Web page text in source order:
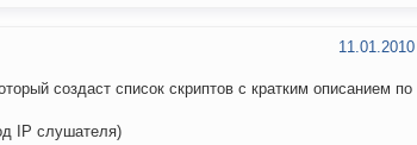
11.01.2010
создаст список скриптов с кратким описанием по
IP слушателя)